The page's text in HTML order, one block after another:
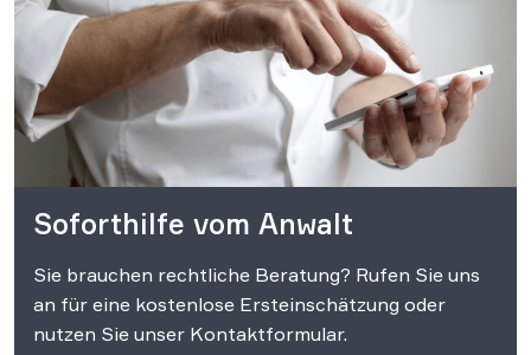
Soforthilfe vom Anwalt
Sie brauchen rechtliche Beratung? Rufen Sie uns
an für eine kostenlose Ersteinschätzung oder
nutzen Sie unser Kontaktformular.